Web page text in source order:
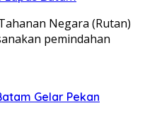
Negara (Rutan)
pemindahan
Gelar Pekan